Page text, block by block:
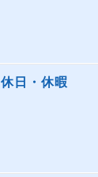
休日・休暇